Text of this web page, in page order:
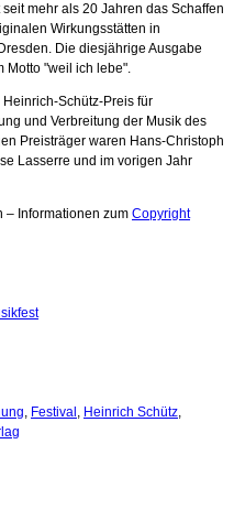
mehr als 20 Jahren das Schaffen
Wirkungsstätten in
Die diesjährige Ausgabe
Motto "weil ich lebe".
Schütz-Preis für
und Verbreitung der Musik des
Preisträger waren Hans-Christoph
Lasserre und im vorigen Jahr
– Informationen zum Copyright
, Festival , Heinrich Schütz,